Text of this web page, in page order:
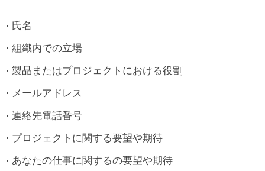
氏名
組織内での立場
製品またはプロジェクトにおける役割
メールアドレス
連絡先電話番号
プロジェクトに関する要望や期待
あなたの仕事に関するの要望や期待